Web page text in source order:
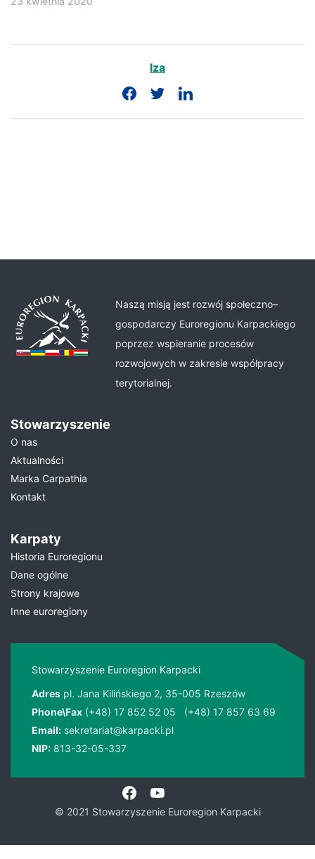
Iza
Naszą misją jest rozwój społeczno–
gospodarczy Euroregionu Karpackiego
poprzez wspieranie procesów
rozwojowych w zakresie współpracy
terytorialnej.
Stowarzyszenie
O nas
Aktualności
Marka Carpathia
Kontakt
Karpaty
Historia Euroregionu
Dane ogólne
Strony krajowe
Inne euroregiony
Stowarzyszenie Euroregion Karpacki
Adres pl. Jana Kilińskiego 2, 35-005 Rzeszów
Phone\Fax (+48) 17 852 52 05
(+48) 17 857 63 69
Email: sekretariat@karpacki.pl
NIP: 813-32-05-337
© 2021 Stowarzyszenie Euroregion Karpacki